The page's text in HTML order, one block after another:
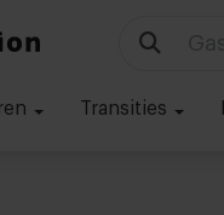
Transities